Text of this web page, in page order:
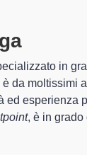
al cliente
Hotpoint
in grado di
nel tempo.